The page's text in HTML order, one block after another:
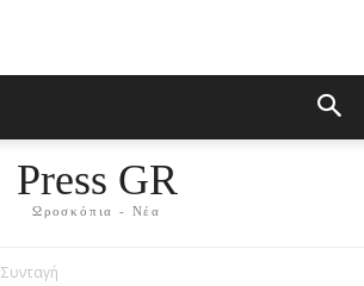
Press GR
Ωροσκόπια - Νέα
Συνταγή